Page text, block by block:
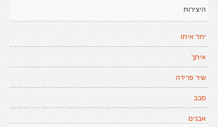
היצירות
יחד איתו
איתך
שיר פרידה
סבב
אבנים